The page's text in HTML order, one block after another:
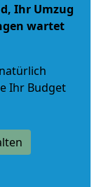
Ihr Umzug
wartet
Ihr Budget